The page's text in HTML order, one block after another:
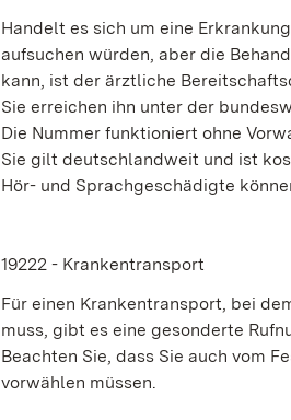
Handelt es sich um eine
aufsuchen würden, aber die
kann, ist der ärztliche
Sie erreichen ihn unter der
Die Nummer funktioniert ohne
Sie gilt deutschlandweit und ist
Hör- und Sprachgeschädigte
19222 - Krankentransport
Für einen Krankentransport, bei
muss, gibt es eine gesonderte
Beachten Sie, dass Sie auch vom
vorwählen müssen.